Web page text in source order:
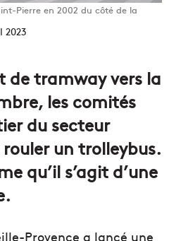
2023
de tramway vers la
les comités
du secteur
un trolleybus.
qu’il s’agit d’une
Provence a lancé une